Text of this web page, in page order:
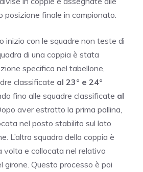
posizione finale in campionato.
inizio con le squadre non teste di
di una coppia è stata
specifica nel tabellone,
classificate al 23° e 24°
fino alle squadre classificate al
aver estratto la prima pallina,
nel posto stabilito sul lato
L’altra squadra della coppia è
e collocata nel relativo
girone. Questo processo è poi